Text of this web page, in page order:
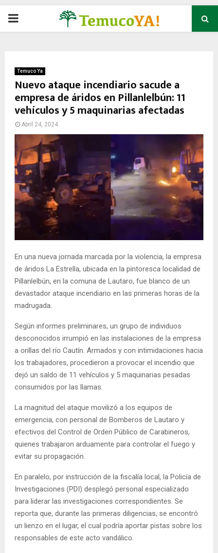
P
M
A
Y
M
E
N
U
Temuco Ya
Nuevo ataque incendiario sacude a
empresa de áridos en Pillanlelbún: 11
vehículos y 5 maquinarias afectadas
Abril 24, 2024
En una nueva jornada marcada por la violencia, la empresa
de áridos La Estrella, ubicada en la pintoresca localidad de
Pillanlelbún, en la comuna de Lautaro, fue blanco de un
devastador ataque incendiario en las primeras horas de la
madrugada.
Según informes preliminares, un grupo de individuos
desconocidos irrumpió en las instalaciones de la empresa
a orillas del río Cautín. Armados y con intimidaciones hacia
los trabajadores, procedieron a provocar el incendio que
dejó un saldo de 11 vehículos y 5 maquinarias pesadas
consumidos por las llamas.
La magnitud del ataque movilizó a los equipos de
emergencia, con personal de Bomberos de Lautaro y
efectivos del Control de Orden Público de Carabineros,
quienes trabajaron arduamente para controlar el fuego y
evitar su propagación.
En paralelo, por instrucción de la fiscalía local, la Policía de
Investigaciones (PDI) desplegó personal especializado
para liderar las investigaciones correspondientes. Se
reporta que, durante las primeras diligencias, se encontró
un lienzo en el lugar, el cual podría aportar pistas sobre los
responsables de este acto vandálico.